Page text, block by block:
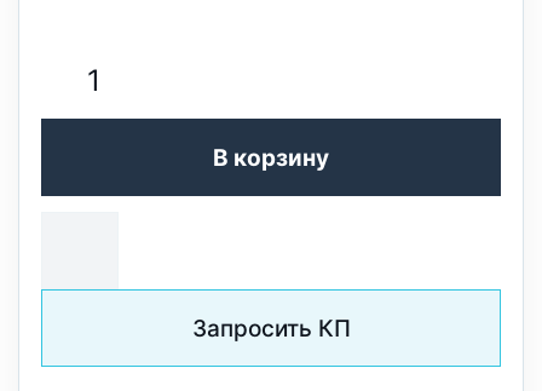
В корзину
Запросить КП